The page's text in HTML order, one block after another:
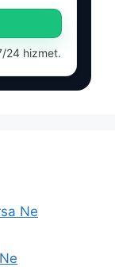
24 hizmet.
Ne